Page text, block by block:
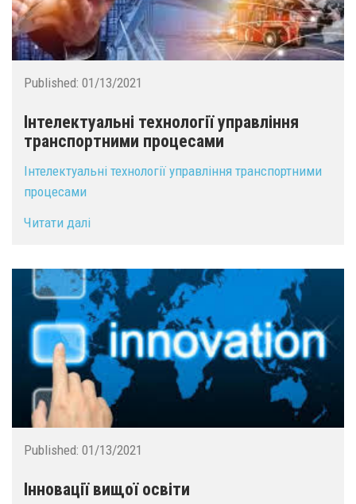
Published: 01/13/2021
Інтелектуальні технології управління
транспортними процесами
Інтелектуальні технології управління транспортними
процесами
Читати далі
Published: 01/13/2021
Інновації вищої освіти